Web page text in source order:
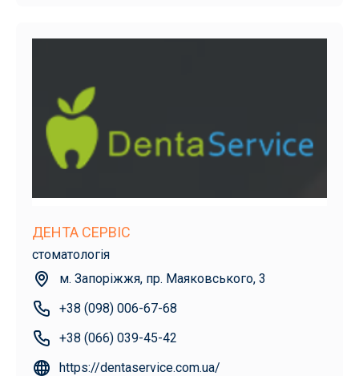
ДЕНТА СЕРВІС
стоматологія
м. Запоріжжя, пр. Маяковського, 3
+38 (098) 006-67-68
+38 (066) 039-45-42
https://dentaservice.com.ua/